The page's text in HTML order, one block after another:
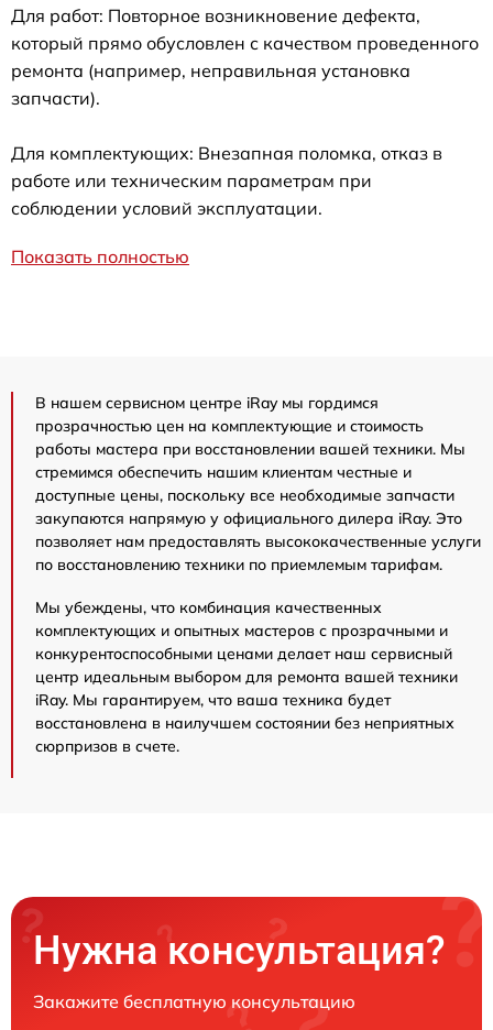
Для работ: Повторное возникновение дефекта,
который прямо обусловлен с качеством проведенного
ремонта (например, неправильная установка
запчасти).
Для комплектующих: Внезапная поломка, отказ в
работе или техническим параметрам при
соблюдении условий эксплуатации.
Показать полностью
В нашем сервисном центре iRay мы гордимся
прозрачностью цен на комплектующие и стоимость
работы мастера при восстановлении вашей техники. Мы
стремимся обеспечить нашим клиентам честные и
доступные цены, поскольку все необходимые запчасти
закупаются напрямую у официального дилера iRay. Это
позволяет нам предоставлять высококачественные услуги
по восстановлению техники по приемлемым тарифам.
Мы убеждены, что комбинация качественных
комплектующих и опытных мастеров с прозрачными и
конкурентоспособными ценами делает наш сервисный
центр идеальным выбором для ремонта вашей техники
iRay. Мы гарантируем, что ваша техника будет
восстановлена в наилучшем состоянии без неприятных
сюрпризов в счете.
Нужна консультация?
Закажите бесплатную консультацию